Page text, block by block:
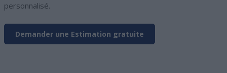
personnalisé.
Demander une Estimation gratuite